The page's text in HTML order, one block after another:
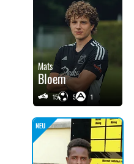
Mats
Bloem
15 5 1